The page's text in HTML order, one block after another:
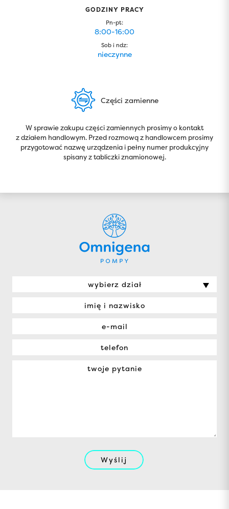
GODZINY PRACY
Pn-pt:
8:00-16:00
Sob i ndz:
nieczynne
Części zamienne
W sprawie zakupu części zamiennych prosimy o kontakt
z działem handlowym. Przed rozmową z handlowcem prosimy
przygotować nazwę urządzenia i pełny numer produkcyjny
spisany z tabliczki znamionowej.
wybierz dział
Wyślij